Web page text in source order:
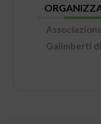
Galimberti